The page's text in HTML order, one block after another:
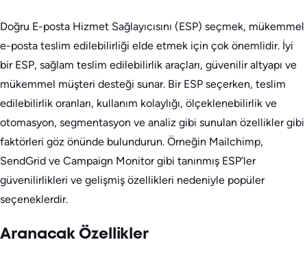
Doğru E-posta Hizmet Sağlayıcısını (ESP) seçmek, mükemmel
e-posta teslim edilebilirliği elde etmek için çok önemlidir. İyi
bir ESP, sağlam teslim edilebilirlik araçları, güvenilir altyapı ve
mükemmel müşteri desteği sunar. Bir ESP seçerken, teslim
edilebilirlik oranları, kullanım kolaylığı, ölçeklenebilirlik ve
otomasyon, segmentasyon ve analiz gibi sunulan özellikler gibi
faktörleri göz önünde bulundurun. Örneğin Mailchimp,
SendGrid ve Campaign Monitor gibi tanınmış ESP’ler
güvenilirlikleri ve gelişmiş özellikleri nedeniyle popüler
seçeneklerdir.
Aranacak Özellikler